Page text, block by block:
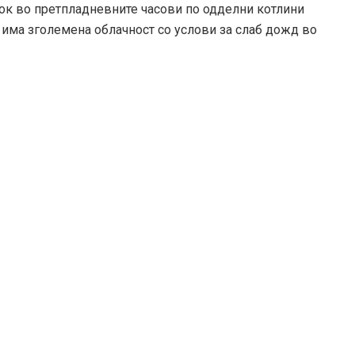
во претпладневните часови по одделни котлини
зголемена облачност со услови за слаб дожд во